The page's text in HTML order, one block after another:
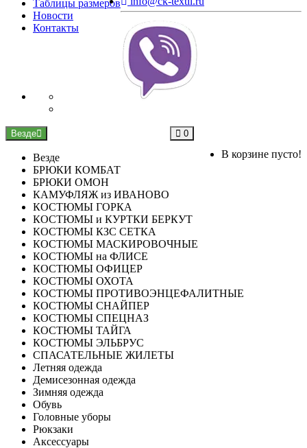
Таблицы размеров
Новости
Контакты
0
В корзине пусто!
Везде
Везде
БРЮКИ КОМБАТ
БРЮКИ ОМОН
КАМУФЛЯЖ из ИВАНОВО
КОСТЮМЫ ГОРКА
КОСТЮМЫ и КУРТКИ БЕРКУТ
КОСТЮМЫ КЗС СЕТКА
КОСТЮМЫ МАСКИРОВОЧНЫЕ
КОСТЮМЫ на ФЛИСЕ
КОСТЮМЫ ОФИЦЕР
КОСТЮМЫ ОХОТА
КОСТЮМЫ ПРОТИВОЭНЦЕФАЛИТНЫЕ
КОСТЮМЫ СНАЙПЕР
КОСТЮМЫ СПЕЦНАЗ
КОСТЮМЫ ТАЙГА
КОСТЮМЫ ЭЛЬБРУС
СПАСАТЕЛЬНЫЕ ЖИЛЕТЫ
Летняя одежда
Демисезонная одежда
Зимняя одежда
Обувь
Головные уборы
Рюкзаки
Аксессуары